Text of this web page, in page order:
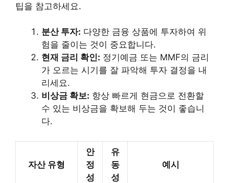
팁을 참고하세요.
분산 투자: 다양한 금융 상품에 투자하여 위
험을 줄이는 것이 중요합니다.
현재 금리 확인: 정기예금 또는 MMF의 금리
가 오르는 시기를 잘 파악해 투자 결정을 내
리세요.
비상금 확보: 항상 빠르게 현금으로 전환할
수 있는 비상금을 확보해 두는 것이 좋습니
다.
자산 유형
안
정
성
유
동
성
예시